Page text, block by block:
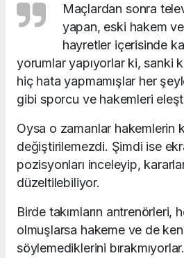
Maçlardan sonra
yapan, eski hakem
hayretler içerisinde
yorumlar yapıyorlar ki, sanki
hiç hata yapmamışlar her
gibi sporcu ve hakemleri
Oysa o zamanlar hakemlerin
değiştirilemezdi. Şimdi ise
pozisyonları inceleyip,
düzeltilebiliyor.
Birde takımların antrenörleri,
olmuşlarsa hakeme ve de
söylemediklerini